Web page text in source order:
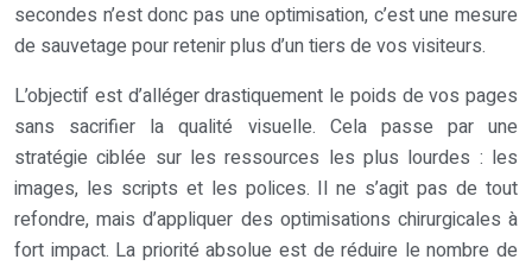
secondes n’est donc pas une optimisation, c’est une mesure
de sauvetage pour retenir plus d’un tiers de vos visiteurs.
L’objectif est d’alléger drastiquement le poids de vos pages
sans sacrifier la qualité visuelle. Cela passe par une
stratégie ciblée sur les ressources les plus lourdes : les
images, les scripts et les polices. Il ne s’agit pas de tout
refondre, mais d’appliquer des optimisations chirurgicales à
fort impact. La priorité absolue est de réduire le nombre de